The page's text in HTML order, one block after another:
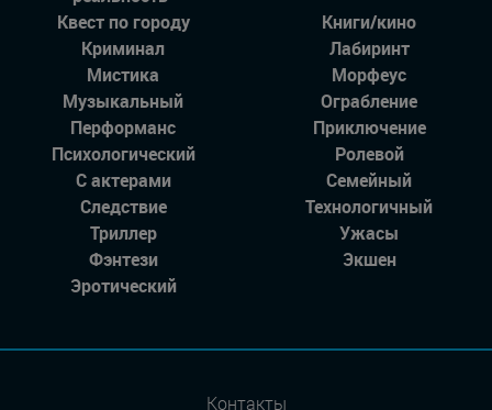
Квест по городу
Книги/кино
Криминал
Лабиринт
Мистика
Морфеус
Музыкальный
Ограбление
Перформанс
Приключение
Психологический
Ролевой
С актерами
Семейный
Следствие
Технологичный
Триллер
Ужасы
Фэнтези
Экшен
Эротический
Контакты